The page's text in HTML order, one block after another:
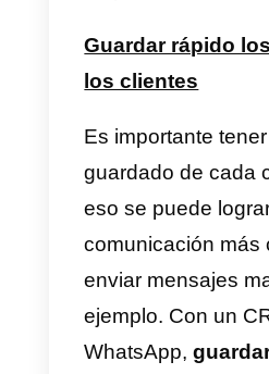
agentes en
tendrán a
Establecer la
interna entre